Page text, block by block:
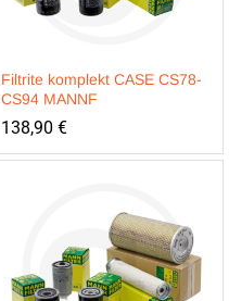
Filtrite komplekt CASE CS78-
CS94 MANNF
138,90 €